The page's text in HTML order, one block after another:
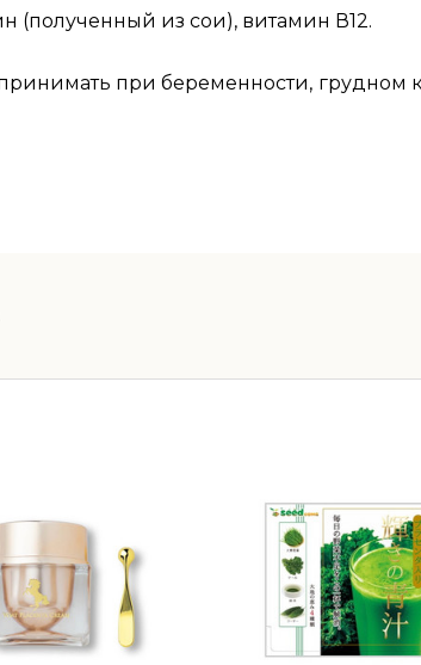
(полученный из сои), витамин В12.
при беременности, грудном